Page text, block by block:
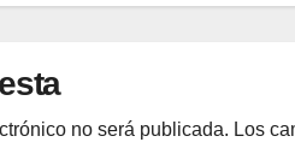
no será publicada. Los